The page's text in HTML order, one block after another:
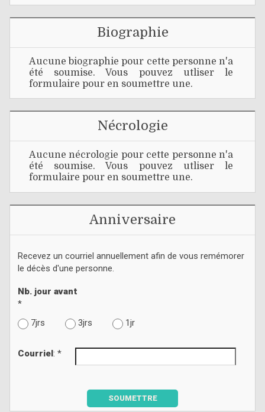
Biographie
Aucune biographie pour cette personne n'a
été soumise. Vous pouvez utliser le
formulaire pour en soumettre une.
Nécrologie
Aucune nécrologie pour cette personne n'a
été soumise. Vous pouvez utliser le
formulaire pour en soumettre une.
Anniversaire
Recevez un courriel annuellement afin de vous remémorer
le décès d'une personne.
Nb. jour avant
*
7jrs
3jrs 1jr
Courriel : *
SOUMETTRE